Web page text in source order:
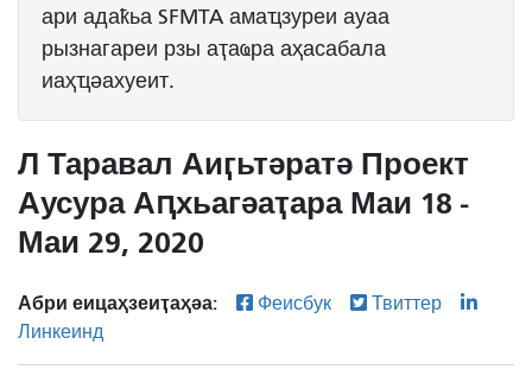
ари адаҟьа SFMTA амаҵзуреи ауаа
рызнагареи рзы аҭаҩра аҳасабала
иаҳҵәахуеит.
Л Таравал Аиӷьтәратә Проект
Аусура Аԥхьагәаҭара Маи 18 -
Маи 29, 2020
Абри еицаҳзеиҭаҳәа: Феисбук
Твиттер
Линкеинд